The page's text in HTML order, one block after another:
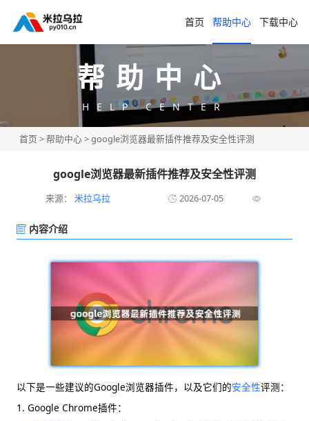
首页 帮助中心 下载中心
帮助中心
HELP CENTER
首页 >帮助中心> google浏览器最新插件推荐及安全性评测
google浏览器最新插件推荐及安全性评测
来源： 米拉乌拉 2026-07-05
内容介绍
以下是一些建议的Google浏览器插件，以及它们的安全性评测：
1. Google Chrome插件：